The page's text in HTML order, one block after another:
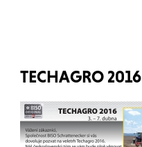
TECHAGRO 2016